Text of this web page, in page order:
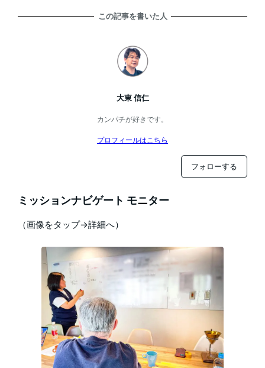
この記事を書いた人
大東 信仁
カンパチが好きです。
プロフィールはこちら
フォローする
ミッションナビゲート モニター
（画像をタップ→詳細へ）